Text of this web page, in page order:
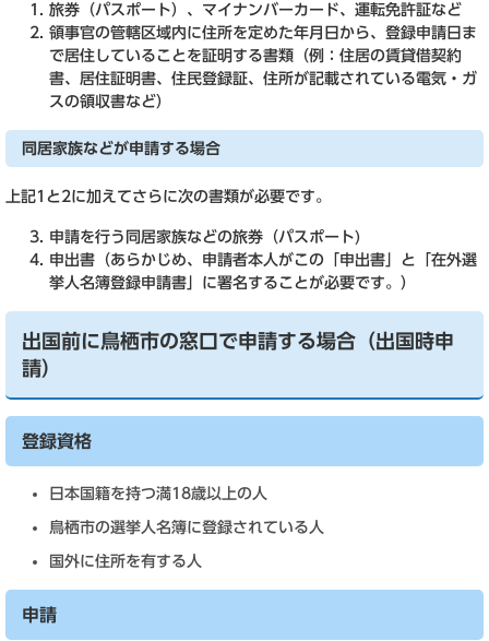
旅券（パスポート）、マイナンバーカード、運転免許証など
領事官の管轄区域内に住所を定めた年月日から、登録申請日ま
で居住していることを証明する書類（例：住居の賃貸借契約
書、居住証明書、住民登録証、住所が記載されている電気・ガ
スの領収書など）
同居家族などが申請する場合
上記1と2に加えてさらに次の書類が必要です。
申請を行う同居家族などの旅券（パスポート)
申出書（あらかじめ、申請者本人がこの「申出書」と「在外選
挙人名簿登録申請書」に署名することが必要です。）
出国前に鳥栖市の窓口で申請する場合（出国時申
請）
登録資格
日本国籍を持つ満18歳以上の人
鳥栖市の選挙人名簿に登録されている人
国外に住所を有する人
申請